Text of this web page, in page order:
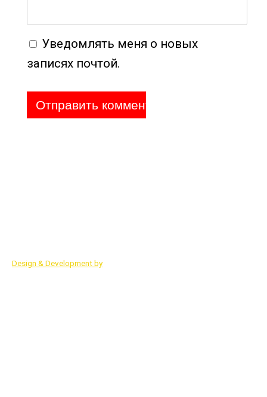
Уведомлять меня о новых
записях почтой.
Design & Development by